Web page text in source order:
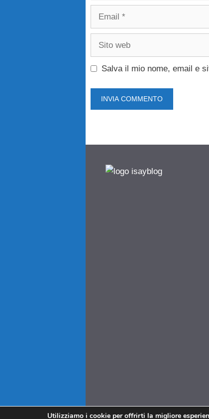
Email
Sito
Salva il mio nome, email e
Utilizziamo i cookie per offrirti la migliore